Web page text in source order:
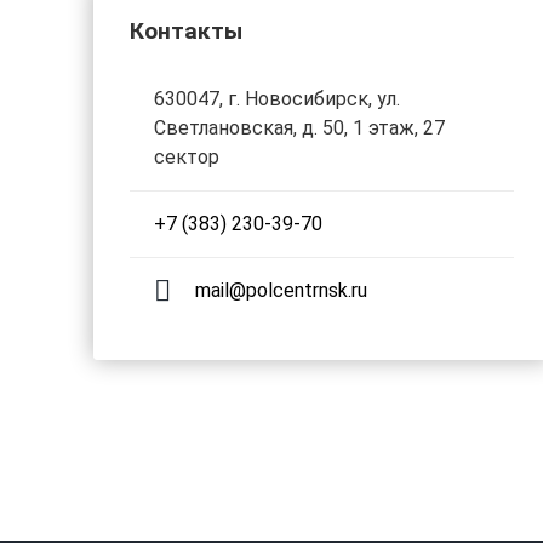
Контакты
630047, г. Новосибирск, ул.
Светлановская, д. 50, 1 этаж, 27
сектор
+7 (383) 230-39-70
mail@polcentrnsk.ru